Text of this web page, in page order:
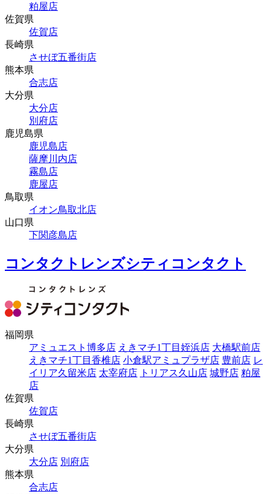
粕屋店
佐賀県
佐賀店
長崎県
させぼ五番街店
熊本県
合志店
大分県
大分店
別府店
鹿児島県
鹿児島店
薩摩川内店
霧島店
鹿屋店
鳥取県
イオン鳥取北店
山口県
下関彦島店
コンタクトレンズシティコンタクト
福岡県
アミュエスト博多店 えきマチ1丁目姪浜店 大橋駅前店
えきマチ1丁目香椎店 小倉駅アミュプラザ店 豊前店 レ
イリア久留米店 太宰府店 トリアス久山店 城野店 粕屋
店
佐賀県
佐賀店
長崎県
させぼ五番街店
大分県
大分店 別府店
熊本県
合志店